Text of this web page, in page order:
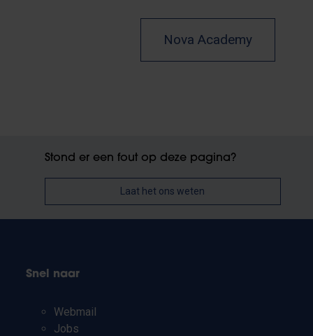
Nova Academy
Stond er een fout op deze pagina?
Laat het ons weten
Snel naar
Webmail
Jobs